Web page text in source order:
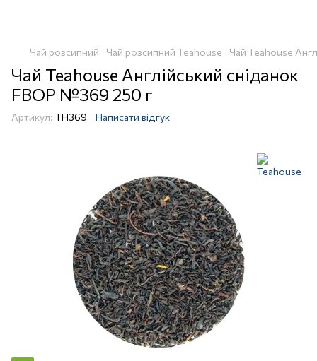
Чай розсипний Чай розсипний Teahouse Чай Teahouse
Чай Teahouse Англійський сніданок
FBOP №369 250 г
Артикул: TH369 Написати відгук